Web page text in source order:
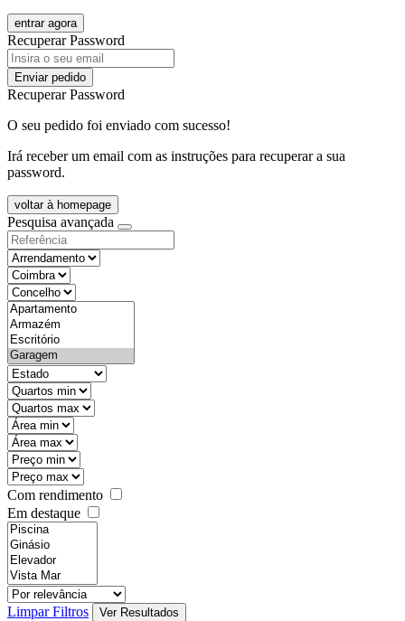
entrar agora
Recuperar Password
Enviar pedido
Recuperar Password
O seu pedido foi enviado com sucesso!
Irá receber um email com as instruções para recuperar a sua
password.
voltar à homepage
Pesquisa avançada
Com rendimento
Em destaque
Limpar Filtros Ver Resultados